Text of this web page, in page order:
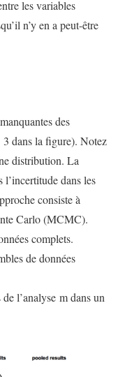
les variables
n’y en a peut-être
des
3 dans la figure). Notez
distribution. La
l’incertitude dans les
consiste à
Carlo (MCMC).
complets.
de données
l’analyse m dans un